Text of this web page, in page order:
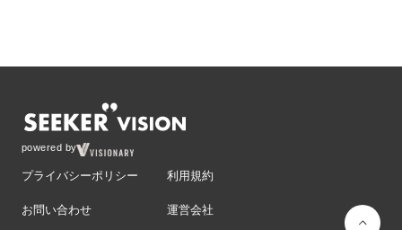
powered by
プライバシーポリシー 利用規約
お問い合わせ 運営会社